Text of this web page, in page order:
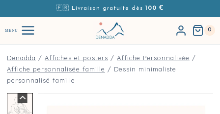
Aller au contenu🇫🇷 Livraison gratuite dès 100 €
MENU 0
Denadda / Affiches et posters / Affiche Personnalisée /
Affiche personnalisée famille / Dessin minimaliste
personnalisé famille